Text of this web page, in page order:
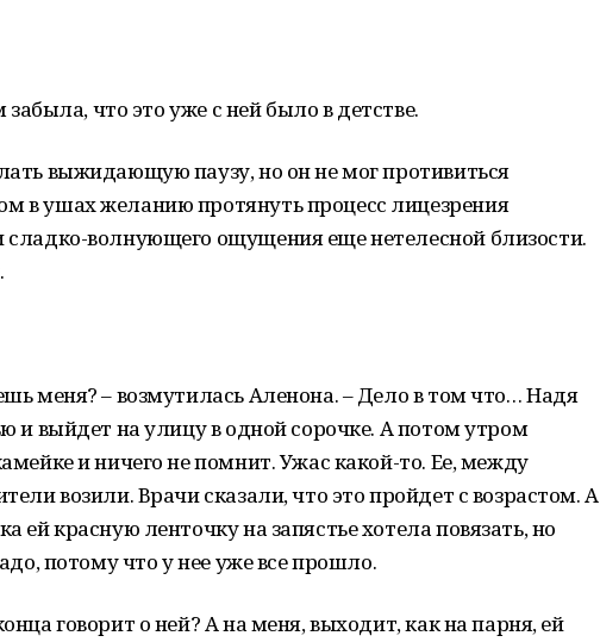
забыла, что это уже с ней было в детстве.
выжидающую паузу, но он не мог противиться
в ушах желанию протянуть процесс лицезрения
волнующего ощущения еще нетелесной близости.
меня? – возмутилась Аленона. – Дело в том что… Надя
и выйдет на улицу в одной сорочке. А потом утром
и ничего не помнит. Ужас какой-то. Ее, между
возили. Врачи сказали, что это пройдет с возрастом. А
ей красную ленточку на запястье хотела повязать, но
потому что у нее уже все прошло.
говорит о ней? А на меня, выходит, как на парня, ей